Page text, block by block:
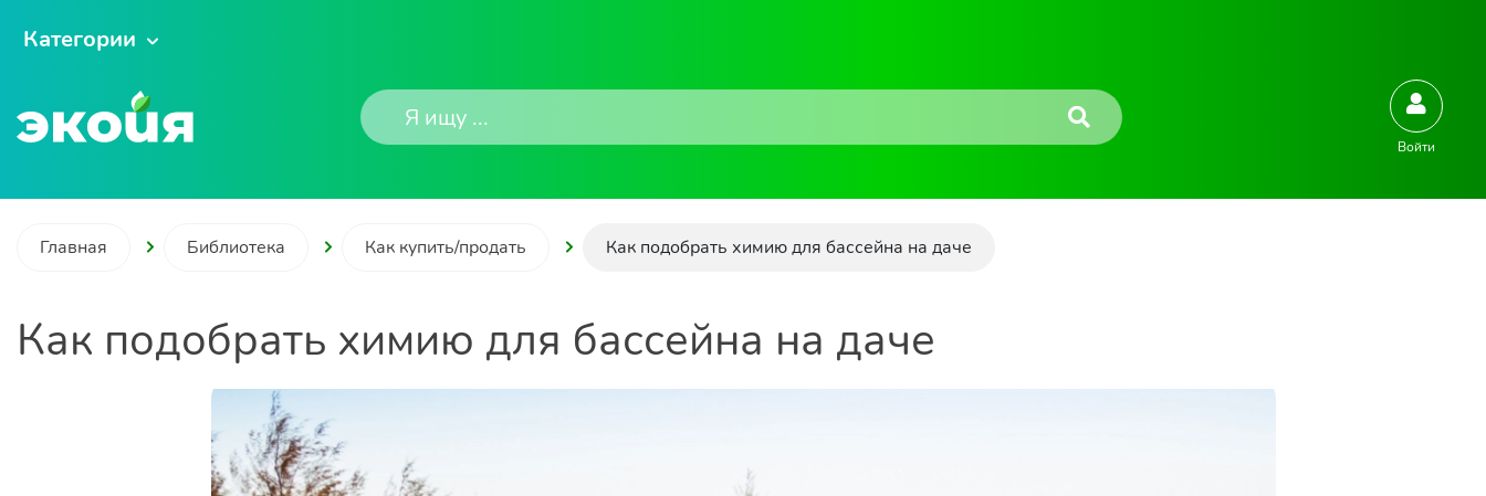
Категории
Войти
Главная Библиотека Как купить/продать Как подобрать химию для бассейна на даче
Как подобрать химию для бассейна на даче